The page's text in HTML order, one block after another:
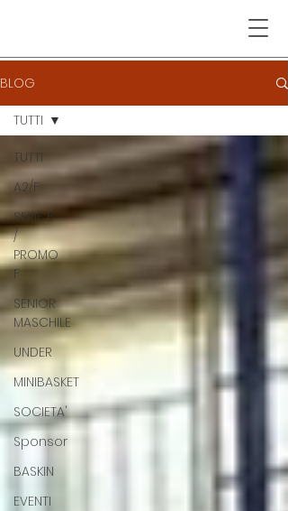
BLOG
TUTTI
A2/F
SERIE B
/
PROMO
F
SENIOR
MASCHILE
UNDER
MINIBASKET
SOCIETA'
Sponsor
BASKIN
EVENTI
TUTTI